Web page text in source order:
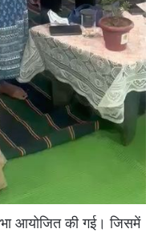
आयोजित की गई। जिसमें